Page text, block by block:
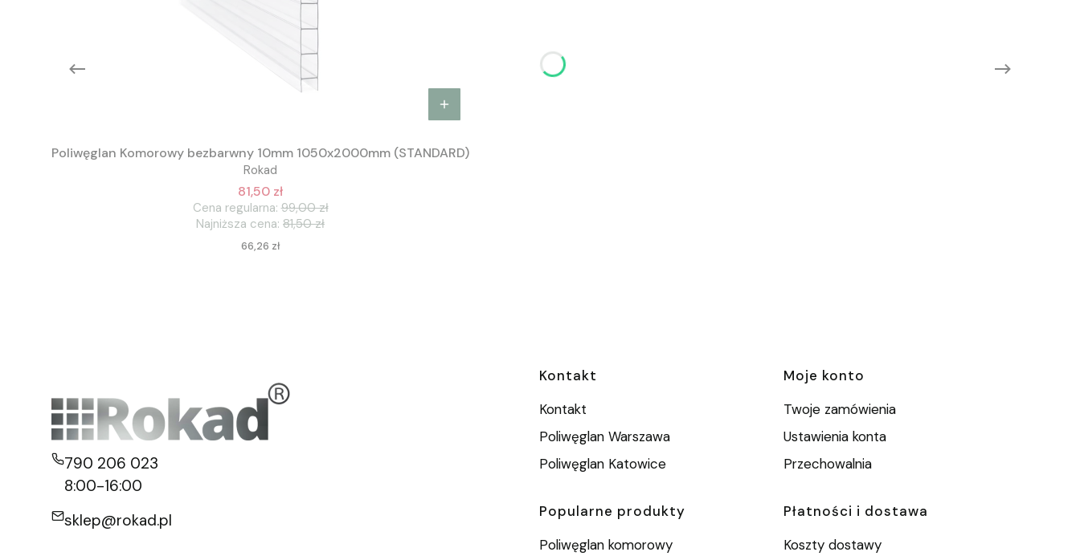
Poliwęglan Komorowy bezbarwny 10mm 1050x2000mm (STANDARD)
Rokad
81,50 zł
Cena regularna: 99,00 zł
Najniższa cena: 81,50 zł
Cena
66,26 zł
790 206 023
8:00-16:00
sklep@rokad.pl
Linki w stopce
Kontakt
Kontakt
Poliwęglan Warszawa
Poliwęglan Katowice
Moje konto
Twoje zamówienia
Ustawienia konta
Przechowalnia
Popularne produkty
Poliwęglan komorowy
Płatności i dostawa
Koszty dostawy